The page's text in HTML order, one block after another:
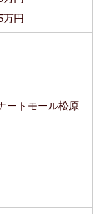
万円
ートモール松原